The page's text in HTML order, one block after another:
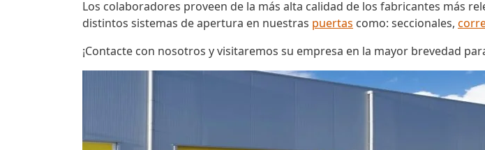
Los colaboradores proveen de la más alta calidad de los fabricantes más
distintos sistemas de apertura en nuestras puertas como: seccionales,
¡Contacte con nosotros y visitaremos su empresa en la mayor brevedad